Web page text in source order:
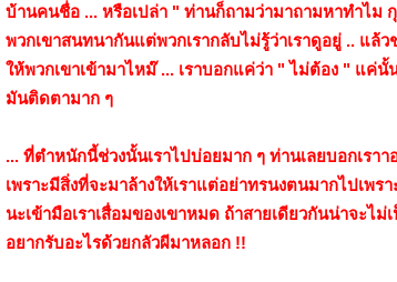
บ้านคนชื่อ ... หรือเปล่า " ท่านก็ถามว่ามาถามหาทำไม
พวกเขาสนทนากันแต่พวกเรากลับไม่รู้ว่าเราดูอยู่ .. แล้
ให้พวกเขาเข้ามาไหม๊ ... เราบอกแค่ว่า " ไม่ต้อง " แค่
มันติดตามาก ๆ
... ที่ตำหนักนี้ช่วงนั้นเราไปบ่อยมาก ๆ ท่านเลยบอกเรา
เพราะมีสิ่งที่จะมาล้างให้เราแต่อย่าทรนงตนมากไปเพร
นะเข้ามือเราเสื่อมของเขาหมด ถ้าสายเดียวกันน่าจะไม่
อยากรับอะไรด้วยกลัวผีมาหลอก !!